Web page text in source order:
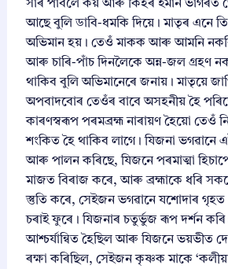
সাৰ পাবলৈ কয় আৰু কিহৰ ইমান ভাগৰত
আছে বুলি ডাবি-ধমকি দিয়ে। মাতৃৰ এনে
অভিমান হয়। তেওঁ মাকক আৰু আমনি
আৰু চাৰি-পাঁচ দিনলৈকে অন্ন-জল গ্ৰহণ
থাকিব বুলি অভিমানেৰে জনায়। মাতৃয়ে
অপবাদবোৰ তেওঁৰ বাবে অসহনীয় হৈ
কাৰণস্বৰূপ পৰমব্ৰহ্ম নাৰায়ণ হৈয়ো তেওঁ
শংকিত হৈ থাকিব লাগে। যিজনা ভগৱানে এই
আৰু পালন কৰিছে, যিজনে পৰমাত্মা
মাজত বিৰাজ কৰে, আৰু ব্ৰহ্মাকে ধৰি
স্তুতি কৰে, সেইজন ভগৱানে যশোদাৰ
চৰাই ফুৰে। যিজনাৰ চতুৰ্ভুজ ৰূপ দৰ্শন
আশ্চৰ্যান্বিত হৈছিল আৰু যিজনে ভয়ভীত
ৰক্ষা কৰিছিল, সেইজন কৃষ্ণক মাকে